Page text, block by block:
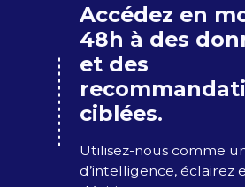
Accédez en
48h à des
et des
ciblées.
Utilisez-nous comme
d’intelligence, éclairez